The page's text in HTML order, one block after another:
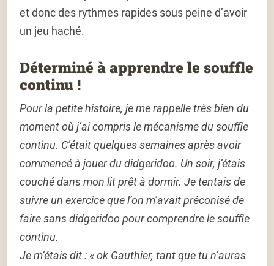
et donc des rythmes rapides sous peine d’avoir
un jeu haché.
Déterminé à apprendre le souffle
continu !
Pour la petite histoire, je me rappelle très bien du
moment où j’ai compris le mécanisme du souffle
continu. C’était quelques semaines après avoir
commencé à jouer du didgeridoo. Un soir, j’étais
couché dans mon lit prêt à dormir. Je tentais de
suivre un exercice que l’on m’avait préconisé de
faire sans didgeridoo pour comprendre le souffle
continu.
Je m’étais dit : « ok Gauthier, tant que tu n’auras